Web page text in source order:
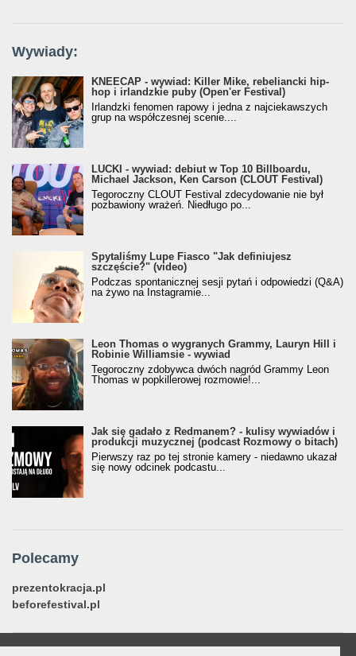
Wywiady:
KNEECAP - wywiad: Killer Mike, rebeliancki hip-
hop i irlandzkie puby (Open'er Festival)
Irlandzki fenomen rapowy i jedna z najciekawszych
grup na współczesnej scenie....
LUCKI - wywiad: debiut w Top 10 Billboardu,
Michael Jackson, Ken Carson (CLOUT Festival)
Tegoroczny CLOUT Festival zdecydowanie nie był
pozbawiony wrażeń. Niedługo po...
Spytaliśmy Lupe Fiasco "Jak definiujesz
szczęście?" (video)
Podczas spontanicznej sesji pytań i odpowiedzi (Q&A)
na żywo na Instagramie...
Leon Thomas o wygranych Grammy, Lauryn Hill i
Robinie Williamsie - wywiad
Tegoroczny zdobywca dwóch nagród Grammy Leon
Thomas w popkillerowej rozmowie!...
Jak się gadało z Redmanem? - kulisy wywiadów i
produkcji muzycznej (podcast Rozmowy o bitach)
Pierwszy raz po tej stronie kamery - niedawno ukazał
się nowy odcinek podcastu...
Polecamy
prezentokracja.pl
beforefestival.pl